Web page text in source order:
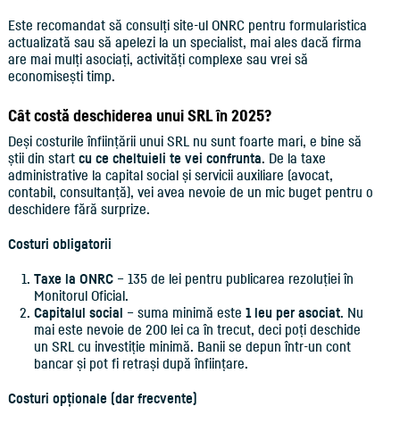
Este recomandat să consulți site-ul ONRC pentru formularistica
actualizată sau să apelezi la un specialist, mai ales dacă firma
are mai mulți asociați, activități complexe sau vrei să
economisești timp.
Cât costă deschiderea unui SRL în 2025?
Deși costurile înființării unui SRL nu sunt foarte mari, e bine să
știi din start cu ce cheltuieli te vei confrunta. De la taxe
administrative la capital social și servicii auxiliare (avocat,
contabil, consultanță), vei avea nevoie de un mic buget pentru o
deschidere fără surprize.
Costuri obligatorii
Taxe la ONRC– 135 de lei pentru publicarea rezoluției în
Monitorul Oficial.
Capitalul social – suma minimă este 1 leu per asociat. Nu
mai este nevoie de 200 lei ca în trecut, deci poți deschide
un SRL cu investiție minimă. Banii se depun într-un cont
bancar și pot fi retrași după înființare.
Costuri opționale (dar frecvente)